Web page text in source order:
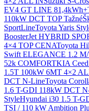
EV4 GT LINE
110kW DCT TOP Tažné
SportLineToyota Yaris
BoosterJet HYBRID
4×4 TOP CENAToyota
Swift ELEGANCE 1.2
52k COMFORTKIA
1.5T 100kW 6MT 4×2
DCT N-LineToyota
1.6 T-GDI 118kW DCT
StyleHyundai i30 1.5 T-
TSI / 110 kW Ambition